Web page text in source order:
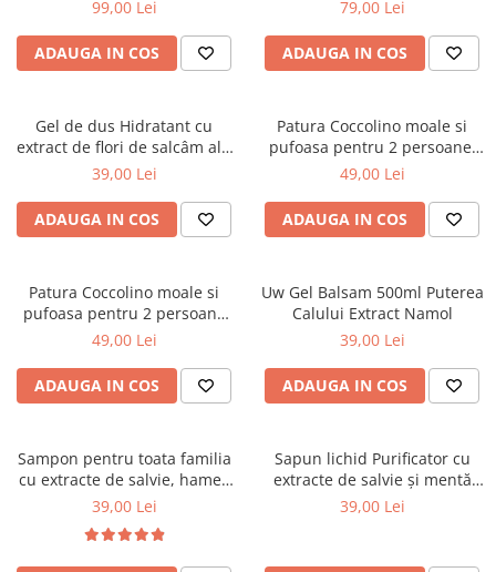
99,00 Lei
ADAUGA IN COS
79,00 Lei
ADAUGA IN COS
Gel de dus Hidratant cu
extract de flori de salcâm alb
organic Cosmeplant, 1000 ml
39,00 Lei
ADAUGA IN COS
Patura Coccolino moale si
pufoasa pentru 2 persoane,
200X230 cm, Verde
49,00 Lei
ADAUGA IN COS
Patura Coccolino moale si
pufoasa pentru 2 persoane
200X230 cm Bej
49,00 Lei
ADAUGA IN COS
Uw Gel Balsam 500ml Puterea
Calului Extract Namol
39,00 Lei
ADAUGA IN COS
Sampon pentru toata familia
cu extracte de salvie, hamei,
nuca, romanita, lavanda,
Cosmeplant, 1000 ml
39,00 Lei
Sapun lichid Purificator cu
extracte de salvie și mentă
organice, 1000 ml
39,00 Lei